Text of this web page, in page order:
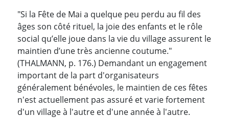
"Si la Fête de Mai a quelque peu perdu au fil des
âges son côté rituel, la joie des enfants et le rôle
social qu’elle joue dans la vie du village assurent le
maintien d’une très ancienne coutume."
(THALMANN, p. 176.) Demandant un engagement
important de la part d'organisateurs
généralement bénévoles, le maintien de ces fêtes
n'est actuellement pas assuré et varie fortement
d'un village à l'autre et d'une année à l'autre.